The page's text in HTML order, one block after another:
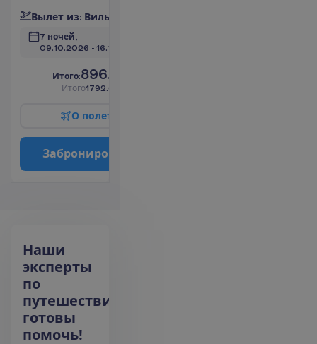
Вылет из: Виль
7 ночей,
09.10.2026 - 16.10.2026
И того:896.00
Итого1792.00
О полет
Заброниро
Наши
эксперты
по
путешествиям
готовы
помочь!